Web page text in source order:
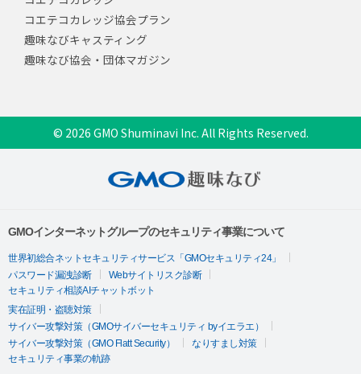
コエテコカレッジ協会プラン
趣味なびキャスティング
趣味なび協会・団体マガジン
© 2026 GMO Shuminavi Inc. All Rights Reserved.